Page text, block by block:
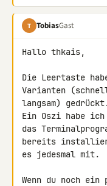
T TobiasGast
Hallo thkais,
Die Leertaste
Varianten
langsam)
Ein Oszi habe ich
das
bereits
es jedesmal mit.
Wenn du noch